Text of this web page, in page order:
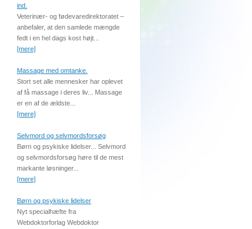
ind.
Veterinær- og fødevaredirektoratet –
anbefaler, at den samlede mængde
fedt i en hel dags kost højt...
[mere]
Massage med omtanke.
Stort set alle mennesker har oplevet
af få massage i deres liv... Massage
er en af de ældste...
[mere]
Selvmord og selvmordsforsøg
Børn og psykiske lidelser... Selvmord
og selvmordsforsøg høre til de mest
markante løsninger...
[mere]
Børn og psykiske lidelser
Nyt specialhæfte fra
Webdoktorforlag Webdoktor